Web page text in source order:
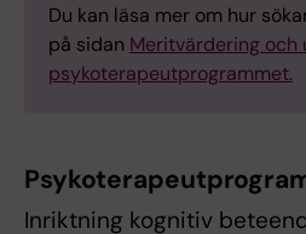
Du kan läsa mer om hur
på sidan Meritvärdering och
psykoterapeutprogrammet.
Inriktning kognitiv